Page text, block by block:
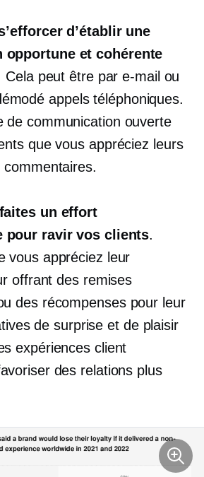
d’établir une
opportune et cohérente
Cela peut être par e-mail ou
appels téléphoniques.
de communication ouverte
que vous appréciez leurs
faites un effort
pour ravir vos clients.
vous appréciez leur
offrant des remises
des récompenses pour leur
de surprise et de plaisir
expériences client
des relations plus